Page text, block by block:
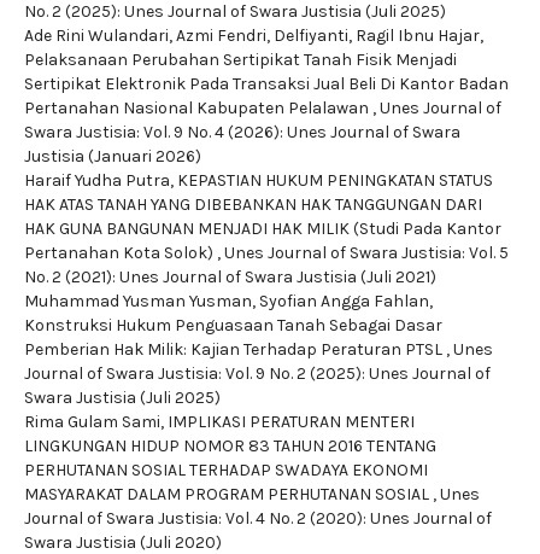
No. 2 (2025): Unes Journal of Swara Justisia (Juli 2025)
Ade Rini Wulandari, Azmi Fendri, Delfiyanti, Ragil Ibnu Hajar,
Pelaksanaan Perubahan Sertipikat Tanah Fisik Menjadi
Sertipikat Elektronik Pada Transaksi Jual Beli Di Kantor Badan
Pertanahan Nasional Kabupaten Pelalawan ,Unes Journal of
Swara Justisia: Vol. 9 No. 4 (2026): Unes Journal of Swara
Justisia (Januari 2026)
Haraif Yudha Putra, KEPASTIAN HUKUM PENINGKATAN STATUS
HAK ATAS TANAH YANG DIBEBANKAN HAK TANGGUNGAN DARI
HAK GUNA BANGUNAN MENJADI HAK MILIK (Studi Pada Kantor
Pertanahan Kota Solok) ,Unes Journal of Swara Justisia: Vol. 5
No. 2 (2021): Unes Journal of Swara Justisia (Juli 2021)
Muhammad Yusman Yusman, Syofian Angga Fahlan,
Konstruksi Hukum Penguasaan Tanah Sebagai Dasar
Pemberian Hak Milik: Kajian Terhadap Peraturan PTSL ,Unes
Journal of Swara Justisia: Vol. 9 No. 2 (2025): Unes Journal of
Swara Justisia (Juli 2025)
Rima Gulam Sami, IMPLIKASI PERATURAN MENTERI
LINGKUNGAN HIDUP NOMOR 83 TAHUN 2016 TENTANG
PERHUTANAN SOSIAL TERHADAP SWADAYA EKONOMI
MASYARAKAT DALAM PROGRAM PERHUTANAN SOSIAL ,Unes
Journal of Swara Justisia: Vol. 4 No. 2 (2020): Unes Journal of
Swara Justisia (Juli 2020)